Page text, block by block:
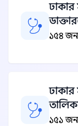
১৫৪ জন
১৫১ জন